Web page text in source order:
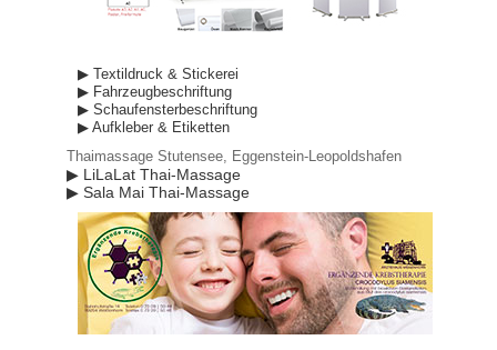
▶ Textildruck & Stickerei
▶ Fahrzeugbeschriftung
▶ Schaufensterbeschriftung
▶ Aufkleber & Etiketten
Thaimassage Stutensee, Eggenstein-Leopoldshafen
▶ LiLaLat Thai-Massage
▶ Sala Mai Thai-Massage